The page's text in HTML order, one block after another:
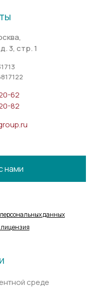
3, стр. 1
62
82
нами
данных
среде